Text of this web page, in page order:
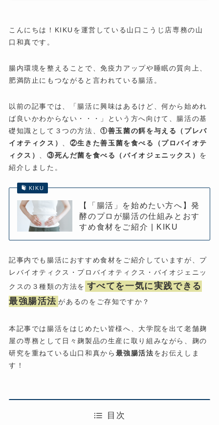
こんにちは！KIKUを運営している山口こうじ店専務の山
口和真です。
腸内環境を整えることで、免疫力アップや睡眠の質向上、
肥満防止にもつながると言われている腸活。
以前の記事では、「腸活に興味はあるけど、何から始めれ
ば良いかわからない・・・」という方へ向けて、腸活の基
礎知識として３つの方法、①善玉菌の餌を与える（プレバ
イオティクス）
②生きた善玉菌を食べる（プロバイオテ
ィクス）
③死んだ菌を食べる（バイオジェニックス） を
紹介しました。
KIKU
【「腸活」を始めたい方へ】発
酵のプロが腸活の仕組みとおす
すめ食材をご紹介 | KIKU
記事内でも腸活におすすめ食材をご紹介していますが、プ
レバイオティクス・プロバイオティクス・バイオジェニッ
クスの３種類の方法を すべてを一気に実践できる
最強腸活法 があるのをご存知ですか？
本記事では腸活をはじめたい皆様へ、大学院を出て老舗麹
屋の専務として日々麹製品の生産に取り組みながら、麹の
研究を重ねている山口和真から 最強腸活法をお伝えしま
す！
目次